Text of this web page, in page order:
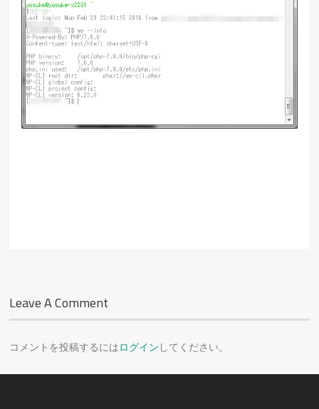
Leave A Comment
コメントを投稿するにはログイン してください。